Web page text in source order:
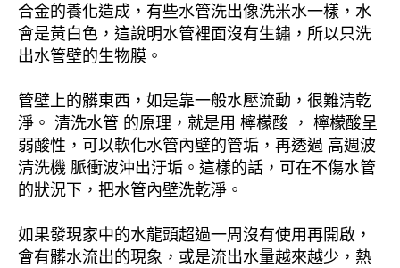
合金的養化造成，有些水管洗出像洗米水一樣，水
會是黃白色，這說明水管裡面沒有生鏽，所以只洗
出水管壁的生物膜。
管壁上的髒東西，如是靠一般水壓流動，很難清乾
淨。 清洗水管 的原理，就是用 檸檬酸 ， 檸檬酸呈
弱酸性，可以軟化水管內壁的管垢，再透過 高週波
清洗機 脈衝波沖出汙垢。這樣的話，可在不傷水管
的狀況下，把水管內壁洗乾淨。
如果發現家中的水龍頭超過一周沒有使用再開啟，
會有髒水流出的現象，或是流出水量越來越少，熱